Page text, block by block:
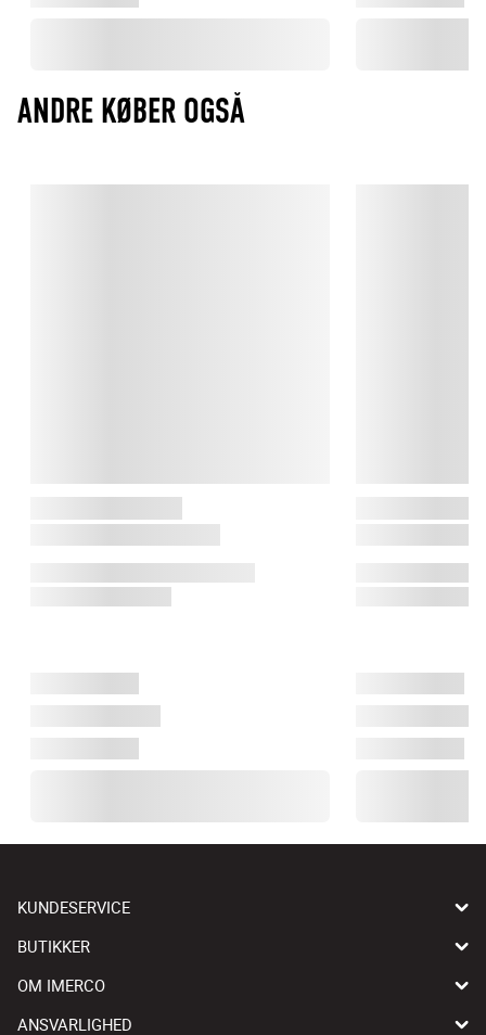
ANDRE KØBER OGSÅ
KUNDESERVICE
BUTIKKER
OM IMERCO
ANSVARLIGHED